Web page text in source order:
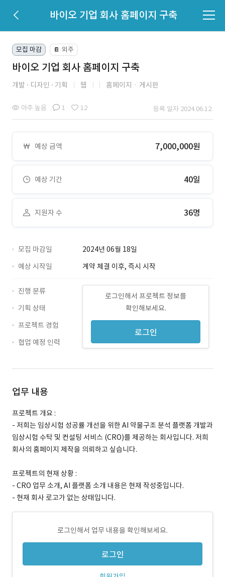
바이오 기업 회사 홈페이지 구축
모집 마감 📔 외주
바이오 기업 회사 홈페이지 구축
개발 디자인 기획 웹 홈페이지ㆍ게시판
아주 높음 1 12 등록 일자 2024.06.12.
예상 금액 7,000,000원
예상 기간 40일
지원자 수 36명
모집 마감일
2024년 06월 18일
예상 시작일
계약 체결 이후, 즉시 시작
로그인해서 프로젝트 정보를
확인해보세요.
로그인
진행 분류
기획 상태
프로젝트 경험
협업 예정 인력
업무 내용
프로젝트 개요 :
- 저희는 임상시험 성공률 개선을 위한 AI 약물구조 분석 플랫폼 개발과
임상시험 수탁 및 컨설팅 서비스 (CRO)를 제공하는 회사입니다. 저희
회사의 홈페이지 제작을 의뢰하고 싶습니다.
프로젝트의 현재 상황 :
- CRO 업무 소개, AI 플랫폼 소개 내용은 현재 작성중입니다.
- 현재 회사 로고가 없는 상태입니다.
로그인해서 업무 내용을 확인해보세요.
로그인